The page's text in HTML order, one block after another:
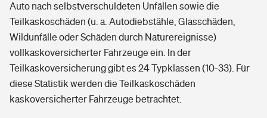
Auto nach selbstverschuldeten Unfällen sowie die
Teilkaskoschäden (u. a. Autodiebstähle, Glasschäden,
Wildunfälle oder Schäden durch Naturereignisse)
vollkaskoversicherter Fahrzeuge ein. In der
Teilkaskoversicherung gibt es 24 Typklassen (10-33). Für
diese Statistik werden die Teilkaskoschäden
kaskoversicherter Fahrzeuge betrachtet.